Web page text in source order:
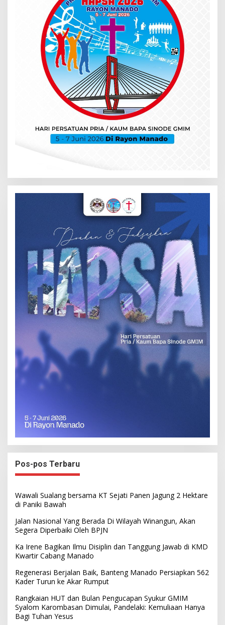
Pos-pos Terbaru
Wawali Sualang bersama KT Sejati Panen Jagung 2 Hektare
di Paniki Bawah
Jalan Nasional Yang Berada Di Wilayah Winangun, Akan
Segera Diperbaiki Oleh BPJN
Ka Irene Bagikan Ilmu Disiplin dan Tanggung Jawab di KMD
Kwartir Cabang Manado
Regenerasi Berjalan Baik, Banteng Manado Persiapkan 562
Kader Turun ke Akar Rumput
Rangkaian HUT dan Bulan Pengucapan Syukur GMIM
Syalom Karombasan Dimulai, Pandelaki: Kemuliaan Hanya
Bagi Tuhan Yesus